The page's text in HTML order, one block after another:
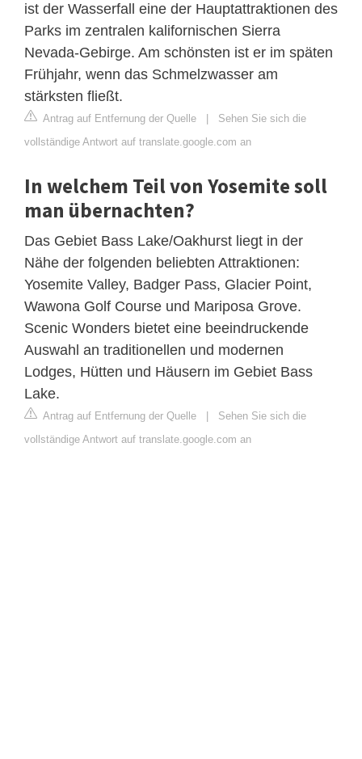
ist der Wasserfall eine der Hauptattraktionen des
Parks im zentralen kalifornischen Sierra
Nevada-Gebirge. Am schönsten ist er im späten
Frühjahr, wenn das Schmelzwasser am
stärksten fließt.
Antrag auf Entfernung der Quelle | Sehen Sie sich die
vollständige Antwort auf translate.google.com an
In welchem ​​Teil von Yosemite soll
man übernachten?
Das Gebiet Bass Lake/Oakhurst liegt in der
Nähe der folgenden beliebten Attraktionen:
Yosemite Valley, Badger Pass, Glacier Point,
Wawona Golf Course und Mariposa Grove.
Scenic Wonders bietet eine beeindruckende
Auswahl an traditionellen und modernen
Lodges, Hütten und Häusern im Gebiet Bass
Lake.
Antrag auf Entfernung der Quelle | Sehen Sie sich die
vollständige Antwort auf translate.google.com an